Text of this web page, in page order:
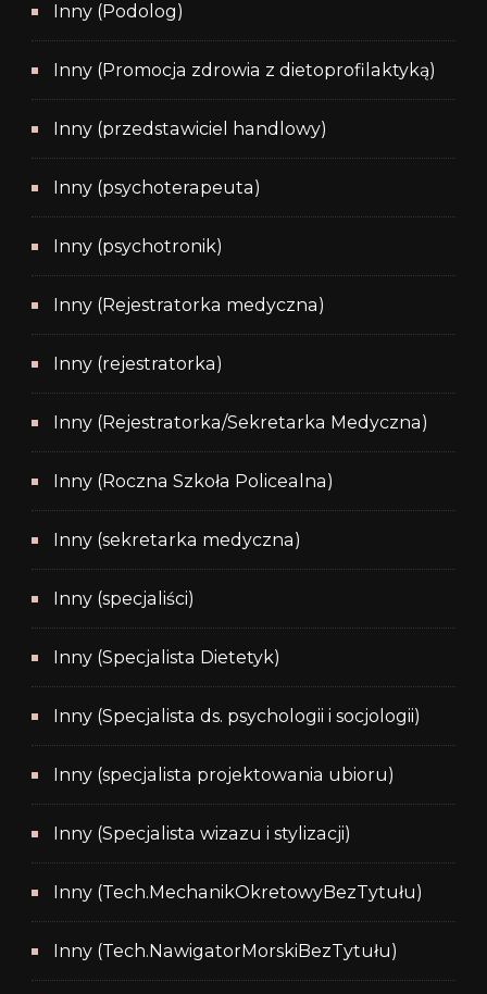
Inny (Podolog)
Inny (Promocja zdrowia z dietoprofilaktyką)
Inny (przedstawiciel handlowy)
Inny (psychoterapeuta)
Inny (psychotronik)
Inny (Rejestratorka medyczna)
Inny (rejestratorka)
Inny (Rejestratorka/Sekretarka Medyczna)
Inny (Roczna Szkoła Policealna)
Inny (sekretarka medyczna)
Inny (specjaliści)
Inny (Specjalista Dietetyk)
Inny (Specjalista ds. psychologii i socjologii)
Inny (specjalista projektowania ubioru)
Inny (Specjalista wizazu i stylizacji)
Inny (Tech.MechanikOkretowyBezTytułu)
Inny (Tech.NawigatorMorskiBezTytułu)